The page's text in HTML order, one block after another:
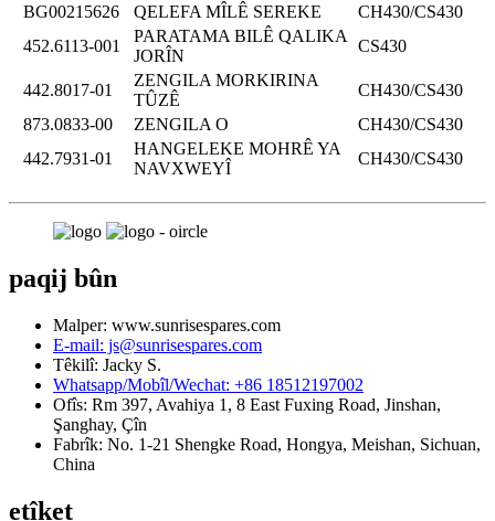
BG00215626
QELEFA MÎLÊ SEREKE
CH430/CS430
452.6113-001
PARATAMA BILÊ QALIKA
JORÎN
CS430
442.8017-01
ZENGILA MORKIRINA
TÛZÊ
CH430/CS430
873.0833-00
ZENGILA O
CH430/CS430
442.7931-01
HANGELEKE MOHRÊ YA
NAVXWEYÎ
CH430/CS430
paqij bûn
Malper: www.sunrisespares.com
E-mail: js@sunrisespares.com
Têkilî: Jacky S.
Whatsapp/Mobîl/Wechat: +86 18512197002
Ofîs: Rm 397, Avahiya 1, 8 East Fuxing Road, Jinshan,
Şanghay, Çîn
Fabrîk: No. 1-21 Shengke Road, Hongya, Meishan, Sichuan,
China
etîket